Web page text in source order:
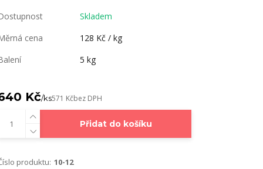
Skladem
cena
128 Kč / kg
5 kg
Kč/ks571 Kčbez DPH
Přidat do košíku
produktu: 10-12